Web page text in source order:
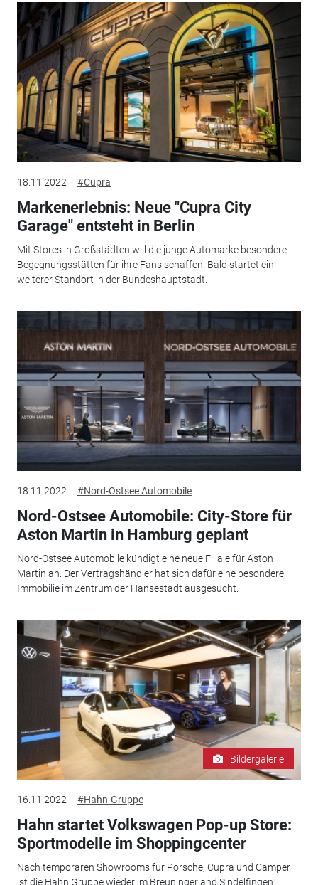
18.11.2022 #Cupra
Markenerlebnis: Neue "Cupra City
Garage" entsteht in Berlin
Mit Stores in Großstädten will die junge Automarke besondere
Begegnungsstätten für ihre Fans schaffen. Bald startet ein
weiterer Standort in der Bundeshauptstadt.
18.11.2022 #Nord-Ostsee Automobile
Nord-Ostsee Automobile: City-Store für
Aston Martin in Hamburg geplant
Nord-Ostsee Automobile kündigt eine neue Filiale für Aston
Martin an. Der Vertragshändler hat sich dafür eine besondere
Immobilie im Zentrum der Hansestadt ausgesucht.
Bildergalerie
16.11.2022 #Hahn-Gruppe
Hahn startet Volkswagen Pop-up Store:
Sportmodelle im Shoppingcenter
Nach temporären Showrooms für Porsche, Cupra und Camper
ist die Hahn Gruppe wieder im Breuningerland Sindelfingen